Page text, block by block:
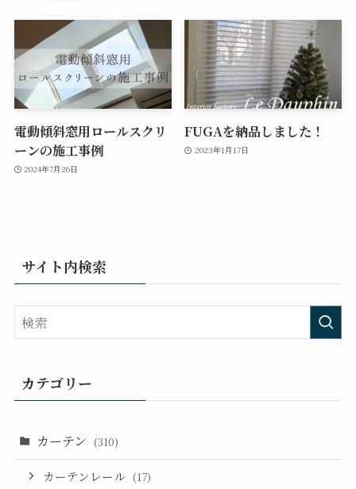
電動傾斜窓用ロールスクリ
ーンの施工事例
2024年7月26日
FUGAを納品しました！
2023年1月17日
サイト内検索
カテゴリー
カーテン (310)
カーテンレール (17)